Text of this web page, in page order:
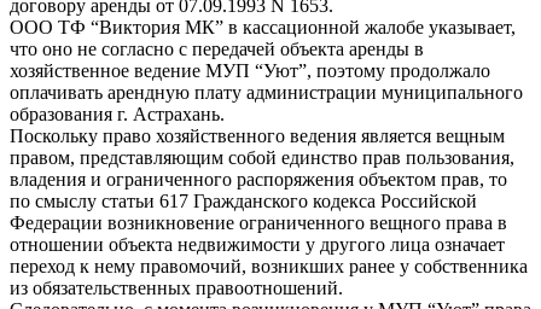
договору аренды от 07.09.1993 N 1653.
ООО ТФ “Виктория МК” в кассационной жалобе указывает,
что оно не согласно с передачей объекта аренды в
хозяйственное ведение МУП “Уют”, поэтому продолжало
оплачивать арендную плату администрации муниципального
образования г. Астрахань.
Поскольку право хозяйственного ведения является вещным
правом, представляющим собой единство прав пользования,
владения и ограниченного распоряжения объектом прав, то
по смыслу статьи 617 Гражданского кодекса Российской
Федерации возникновение ограниченного вещного права в
отношении объекта недвижимости у другого лица означает
переход к нему правомочий, возникших ранее у собственника
из обязательственных правоотношений.